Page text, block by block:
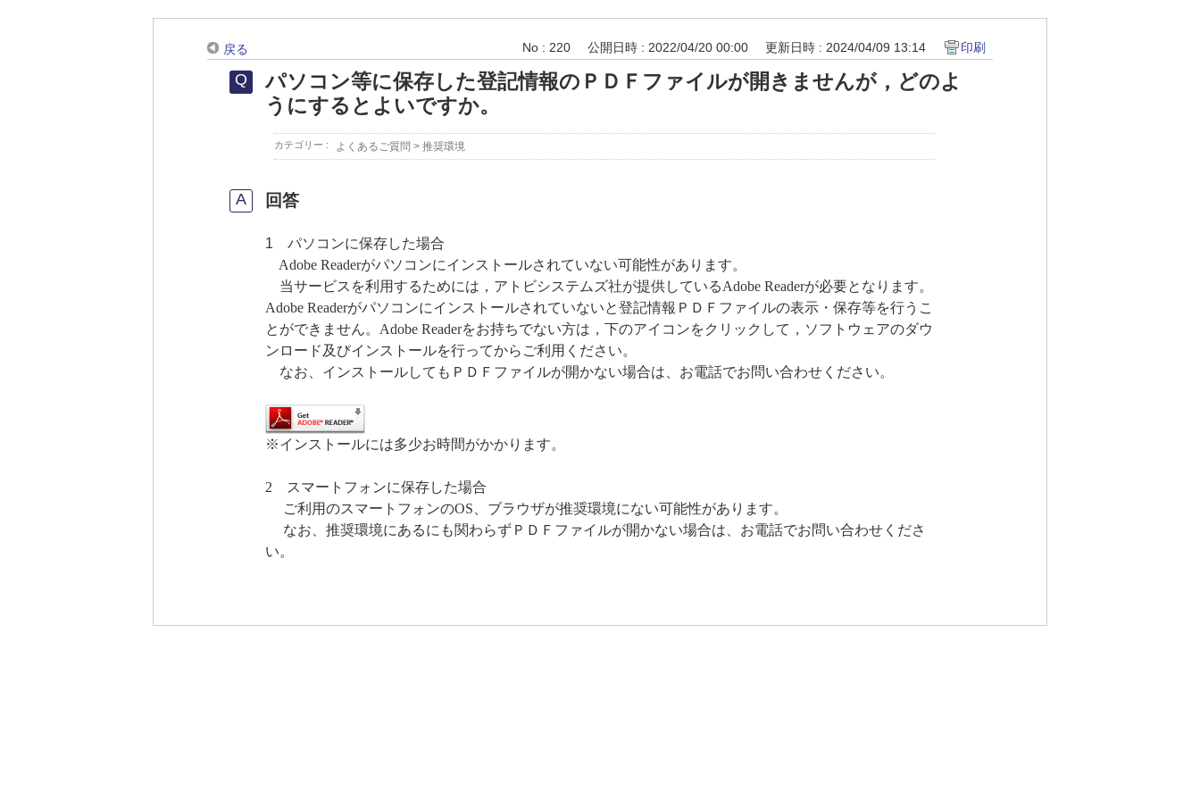
戻る No : 220 公開日時 : 2022/04/20 00:00 更新日時 : 2024/04/09 13:14 印刷
パソコン等に保存した登記情報のＰＤＦファイルが開きませんが，どのよ
うにするとよいですか。
カテゴリー : よくあるご質問 > 推奨環境
回答
1 パソコンに保存した場合
Adobe Readerがパソコンにインストールされていない可能性があります。
当サービスを利用するためには，アトビシステムズ社が提供しているAdobe Readerが必要となります。
Adobe Readerがパソコンにインストールされていないと登記情報ＰＤＦファイルの表示・保存等を行うこ
とができません。Adobe Readerをお持ちでない方は，下のアイコンをクリックして，ソフトウェアのダウ
ンロード及びインストールを行ってからご利用ください。
なお、インストールしてもＰＤＦファイルが開かない場合は、お電話でお問い合わせください。
※インストールには多少お時間がかかります。
2 スマートフォンに保存した場合
ご利用のスマートフォンのOS、ブラウザが推奨環境にない可能性があります。
なお、推奨環境にあるにも関わらずＰＤＦファイルが開かない場合は、お電話でお問い合わせくださ
い。